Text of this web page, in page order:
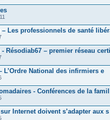
Les professionnels de santé
Résodiab67 – premier réseau
L’Ordre National des infirmiers e
- Conférences de la
Internet doivent s’adapter aux s